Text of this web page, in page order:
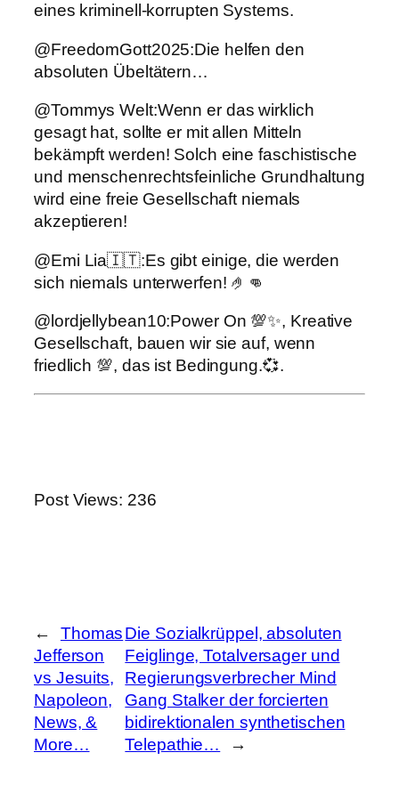
eines kriminell-korrupten Systems.
@FreedomGott2025:Die helfen den
absoluten Übeltätern…
@Tommys Welt:Wenn er das wirklich
gesagt hat, sollte er mit allen Mitteln
bekämpft werden! Solch eine faschistische
und menschenrechtsfeinliche Grundhaltung
wird eine freie Gesellschaft niemals
akzeptieren!
@Emi Lia🇮🇹:Es gibt einige, die werden
sich niemals unterwerfen! 🤌👊
@lordjellybean10:Power On 💯✨, Kreative
Gesellschaft, bauen wir sie auf, wenn
friedlich 💯, das ist Bedingung.💞.
Post Views: 236
←
Thomas
Jefferson
vs Jesuits,
Napoleon,
News, &
More…
Die Sozialkrüppel, absoluten
Feiglinge, Totalversager und
Regierungsverbrecher Mind
Gang Stalker der forcierten
bidirektionalen synthetischen
Telepathie…
→